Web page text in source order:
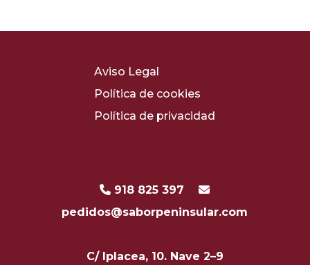
Aviso Legal
Política de cookies
Política de privacidad
918 825 397
pedidos@saborpeninsular.com
C/ Iplacea, 10. Nave 2–9